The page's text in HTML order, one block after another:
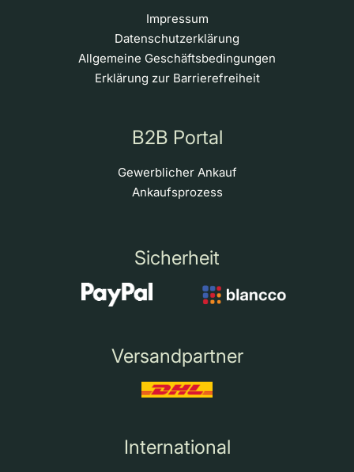
Impressum
Datenschutzerklärung
Allgemeine Geschäftsbedingungen
Erklärung zur Barrierefreiheit
B2B Portal
Gewerblicher Ankauf
Ankaufsprozess
Sicherheit
Versandpartner
International